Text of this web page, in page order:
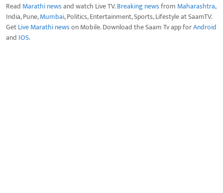
Read Marathi newsand watch Live TV.Breaking newsfrom Maharashtra,
India, Pune,Mumbai, Politics, Entertainment, Sports, Lifestyle at SaamTV.
GetLive Marathi newson Mobile. Download the Saam Tv app forAndroid
and IOS.